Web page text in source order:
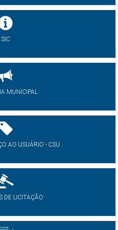
SIC
MUNICIPAL
AO USUÁRIO - CSU
DE LICITAÇÃO